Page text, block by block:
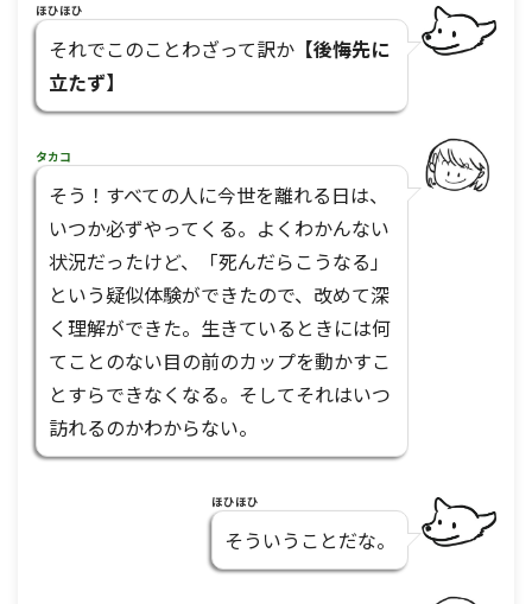
ほひほひ
それでこのことわざって訳か 【後悔先に
立たず】
タカコ
そう！すべての人に今世を離れる日は、
いつか必ずやってくる。よくわかんない
状況だったけど、「死んだらこうなる」
という疑似体験ができたので、改めて深
く理解ができた。生きているときには何
てことのない目の前のカップを動かすこ
とすらできなくなる。そしてそれはいつ
訪れるのかわからない。
ほひほひ
そういうことだな。